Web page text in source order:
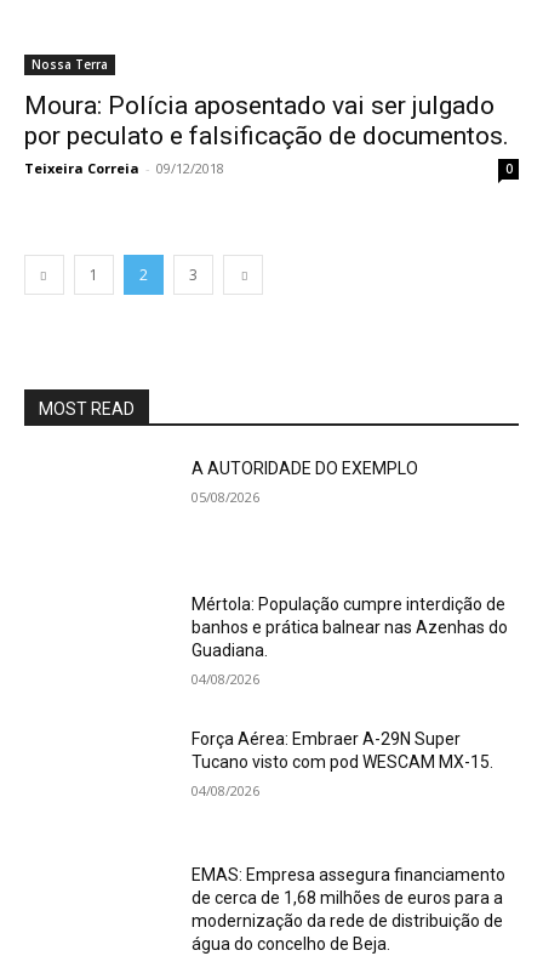
Nossa Terra
Moura: Polícia aposentado vai ser julgado
por peculato e falsificação de documentos.
Teixeira Correia - 09/12/2018 0
1 2 3
MOST READ
A AUTORIDADE DO EXEMPLO
05/08/2026
Mértola: População cumpre interdição de
banhos e prática balnear nas Azenhas do
Guadiana.
04/08/2026
Força Aérea: Embraer A-29N Super
Tucano visto com pod WESCAM MX-15.
04/08/2026
EMAS: Empresa assegura financiamento
de cerca de 1,68 milhões de euros para a
modernização da rede de distribuição de
água do concelho de Beja.